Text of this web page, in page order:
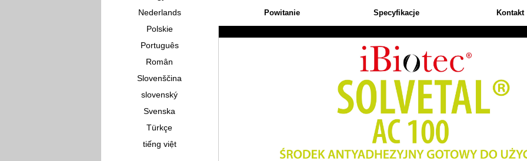
Nederlands
Polskie
Português
Român
Slovenščina
slovenský
Svenska
Türkçe
tiếng việt
Powitanie Specyfikacje Kontakt